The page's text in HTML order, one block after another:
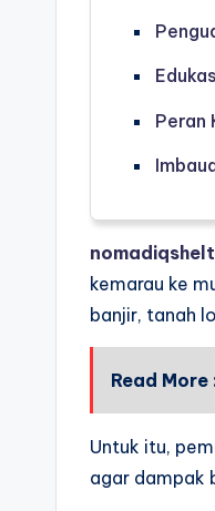
Peran
kemarau ke
banjir, tanah
Read More
Untuk itu,
agar dampak